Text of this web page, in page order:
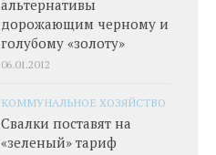
альтернативы
дорожающим черному и
голубому «золоту»
06.01.2012
КОММУНАЛЬНОЕ ХОЗЯЙСТВО
Свалки поставят на
«зеленый» тариф